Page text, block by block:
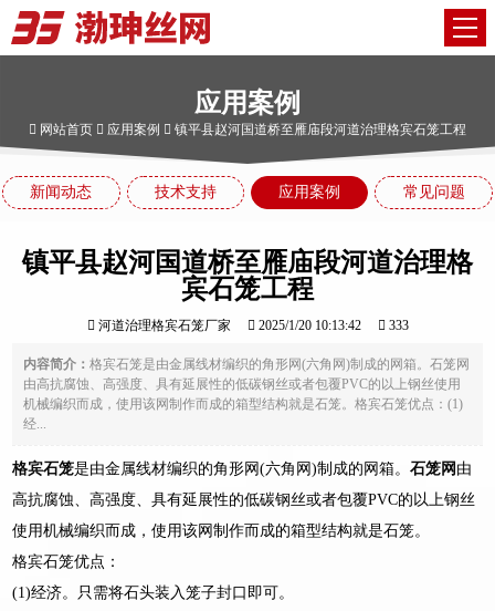
应用案例
网站首页 应用案例 镇平县赵河国道桥至雁庙段河道治理格宾石笼工程
新闻动态 技术支持 应用案例 常见问题
镇平县赵河国道桥至雁庙段河道治理格
宾石笼工程
河道治理格宾石笼厂家 2025/1/20 10:13:42 333
内容简介：格宾石笼是由金属线材编织的角形网(六角网)制成的网箱。石笼网
由高抗腐蚀、高强度、具有延展性的低碳钢丝或者包覆PVC的以上钢丝使用
机械编织而成，使用该网制作而成的箱型结构就是石笼。格宾石笼优点：(1)
经...
格宾石笼是由金属线材编织的角形网(六角网)制成的网箱。石笼网 由
高抗腐蚀、高强度、具有延展性的低碳钢丝或者包覆PVC的以上钢丝
使用机械编织而成，使用该网制作而成的箱型结构就是石笼。
格宾石笼优点：
(1)经济。只需将石头装入笼子封口即可。